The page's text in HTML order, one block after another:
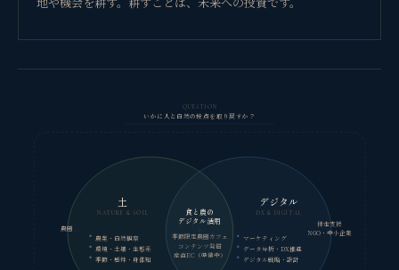
QUESTION
いかに人と自然の接点を取り戻すか？
土
NATURE & SOIL
農業・自然観察
環境・土壌・生態系
季節・感性・身体知
デジタル
DX & DIGITAL
マーケティング
データ分析・DX推進
デジタル戦略・設計
食と農の
デジタル活用
季節限定農園カフェ
コンテンツ発信
産直EC（準備中）
農園 伴走支援
NGO・中小企業